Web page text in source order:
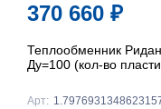
370 660 ₽
Теплообменник
Ду=100 (кол-во
Арт: